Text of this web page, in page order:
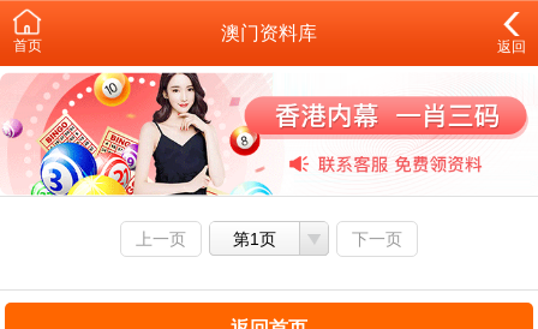
首页
澳门资料库
返回
上一页 第1页 下一页